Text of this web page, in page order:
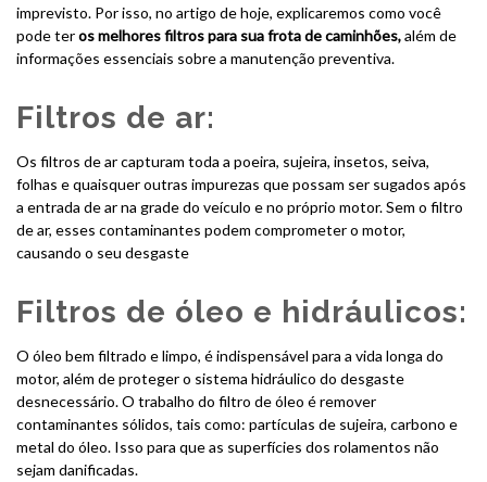
imprevisto. Por isso, no artigo de hoje, explicaremos como você
pode teros melhores filtros para sua frota de caminhões,além de
informações essenciais sobre a manutenção preventiva.
Filtros de ar:
Os filtros de ar capturam toda a poeira, sujeira, insetos, seiva,
folhas e quaisquer outras impurezas que possam ser sugados após
a entrada de ar na grade do veículo e no próprio motor. Sem o filtro
de ar, esses contaminantes podem comprometer o motor,
causando o seu desgaste
Filtros de óleo e hidráulicos:
O óleo bem filtrado e limpo, é indispensável para a vida longa do
motor, além de proteger o sistema hidráulico do desgaste
desnecessário. O trabalho do filtro de óleo é remover
contaminantes sólidos, tais como: partículas de sujeira, carbono e
metal do óleo. Isso para que as superfícies dos rolamentos não
sejam danificadas.